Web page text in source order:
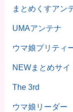
まとめくすアン
UMAアンテナ
ウマ娘プリティ
NEWまとめサイ
The 3rd
ウマ娘リーダー